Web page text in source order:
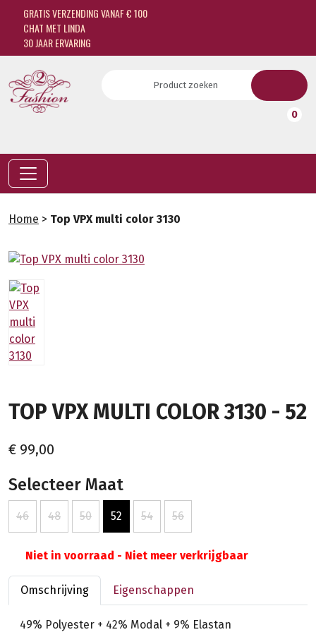
GRATIS VERZENDING VANAF € 100
CHAT MET LINDA
30 JAAR ERVARING
0
Home > Top VPX multi color 3130
TOP VPX MULTI COLOR 3130 - 52
€ 99,00
Selecteer Maat
46 48 50 52 54 56
Niet in voorraad - Niet meer verkrijgbaar
Omschrijving Eigenschappen
49% Polyester + 42% Modal + 9% Elastan